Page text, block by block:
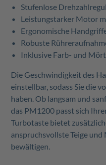
Stufenlose
Leistungstarker Motor
Ergonomische
Robuste
Inklusive Farb- und
Die Geschwindigkeit des
einstellbar, sodass Sie die
haben. Ob langsam und
das PM1200 passt sich
Turbotaste bietet
anspruchsvollste Teige
bewältigen.